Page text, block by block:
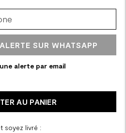
SUR WHATSAPP
alerte par email
AU PANIER
soyez livré :